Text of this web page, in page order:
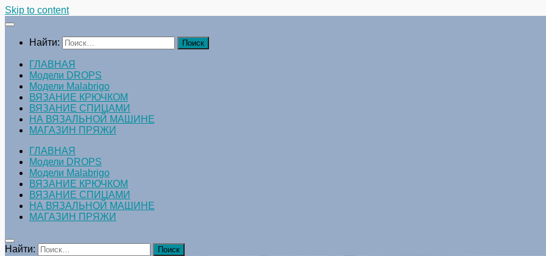
Skip to content
Найти:
ГЛАВНАЯ
Модели DROPS
Модели Malabrigo
ВЯЗАНИЕ КРЮЧКОМ
ВЯЗАНИЕ СПИЦАМИ
НА ВЯЗАЛЬНОЙ МАШИНЕ
МАГАЗИН ПРЯЖИ
ГЛАВНАЯ
Модели DROPS
Модели Malabrigo
ВЯЗАНИЕ КРЮЧКОМ
ВЯЗАНИЕ СПИЦАМИ
НА ВЯЗАЛЬНОЙ МАШИНЕ
МАГАЗИН ПРЯЖИ
Найти: